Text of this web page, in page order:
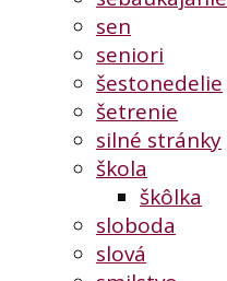
sen
seniori
šestonedelie
šetrenie
silné stránky
škola
škôlka
sloboda
slová